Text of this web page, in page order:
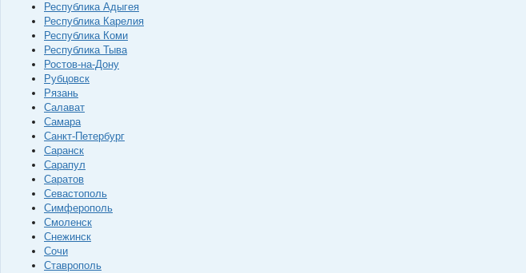
Республика Адыгея
Республика Карелия
Республика Коми
Республика Тыва
Ростов-на-Дону
Рубцовск
Рязань
Салават
Самара
Санкт-Петербург
Саранск
Сарапул
Саратов
Севастополь
Симферополь
Смоленск
Снежинск
Сочи
Ставрополь